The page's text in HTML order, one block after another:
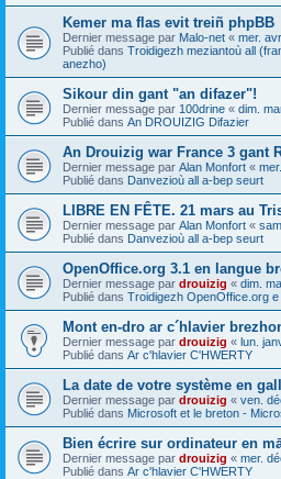
Kemer ma flas evit treiñ phpBB
Dernier message par Malo-net « mer.
Publié dans Troidigezh meziantoù all
anezho)
Sikour din gant "an difazer"!
Dernier message par 100drine « dim.
Publié dans An DROUIZIG Difazier
An Drouizig war France 3 gant
Dernier message par Alan Monfort «
Publié dans Danvezioù all a-bep seurt
LIBRE EN FÊTE. 21 mars au
Dernier message par Alan Monfort «
Publié dans Danvezioù all a-bep seurt
OpenOffice.org 3.1 en langue
Dernier message par drouizig « dim.
Publié dans Troidigezh OpenOffice.org
Mont en-dro ar c´hlavier
Dernier message par drouizig « lun.
Publié dans Ar c'hlavier C'HWERTY
La date de votre système en
Dernier message par drouizig « ven.
Publié dans Microsoft et le breton -
Bien écrire sur ordinateur en
Dernier message par drouizig « mer.
Publié dans Ar c'hlavier C'HWERTY